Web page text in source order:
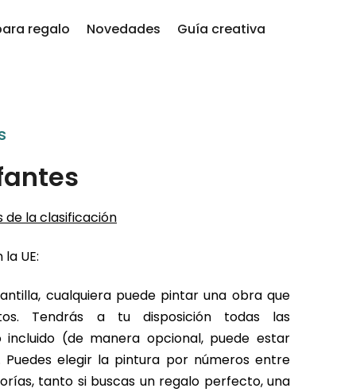
regalo Novedades Guía creativa
de la clasificación
UE:
cualquiera puede pintar una obra que
Tendrás a tu disposición todas las
incluido (de manera opcional, puede estar
elegir la pintura por números entre
tanto si buscas un regalo perfecto, una